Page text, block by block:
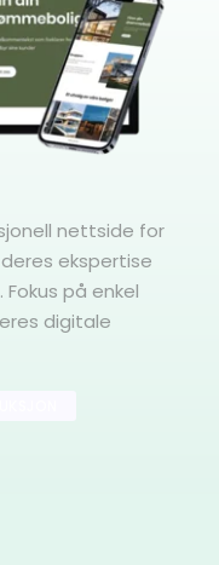
nettside for
ekspertise
på enkel
digitale